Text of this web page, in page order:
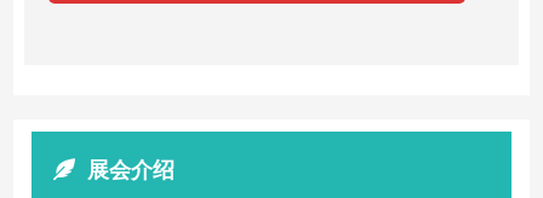
展会介绍